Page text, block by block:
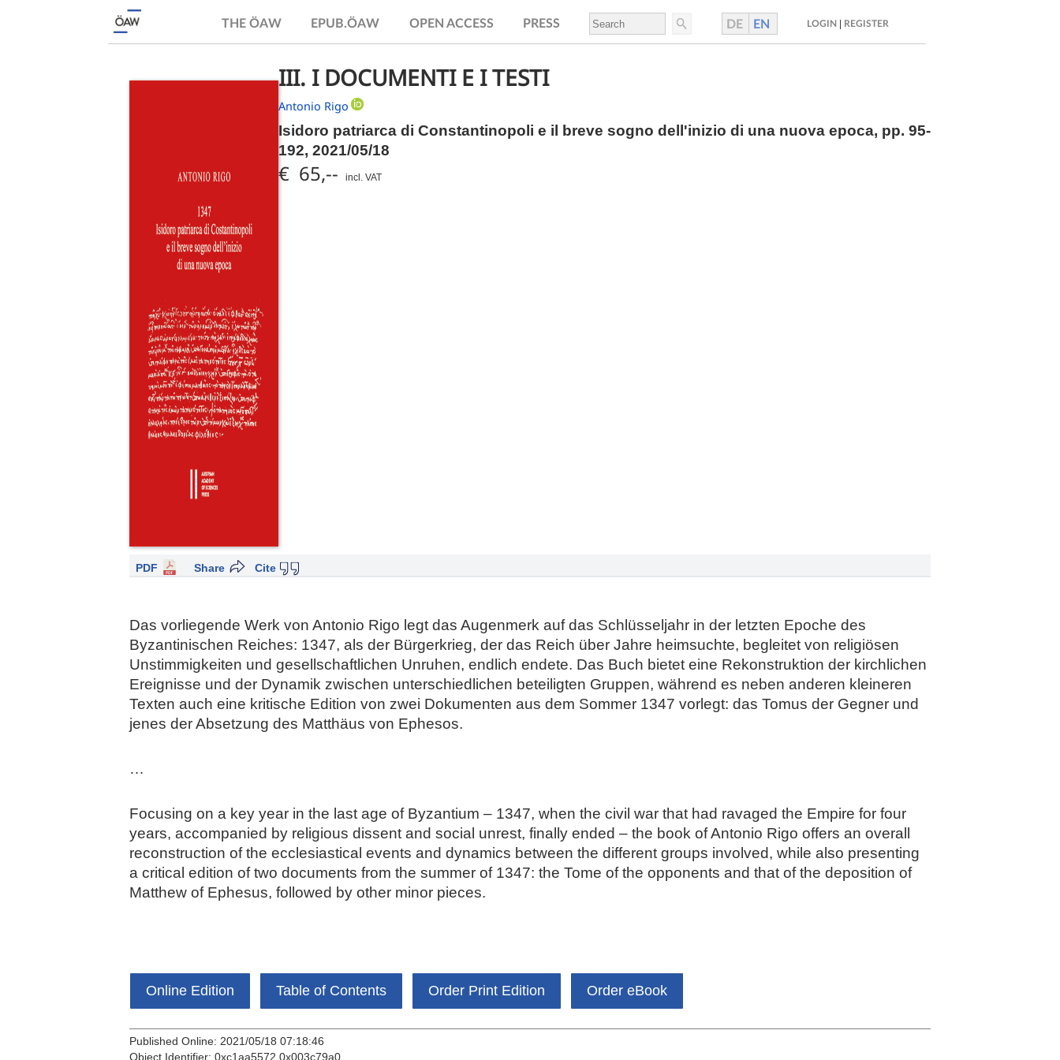
THE ÖAW EPUB.ÖAW OPEN ACCESS PRESS DE EN LOGIN REGISTER
III. I DOCUMENTI E I TESTI
Antonio Rigo
Isidoro patriarca di Constantinopoli e il breve sogno dell'inizio di una nuova epoca, pp. 95-
192, 2021/05/18
€ 65,-- incl. VAT
PDF Cite
Share
Das vorliegende Werk von Antonio Rigo legt das Augenmerk auf das Schlüsseljahr in der letzten Epoche des
Byzantinischen Reiches: 1347, als der Bürgerkrieg, der das Reich über Jahre heimsuchte, begleitet von religiösen
Unstimmigkeiten und gesellschaftlichen Unruhen, endlich endete. Das Buch bietet eine Rekonstruktion der kirchlichen
Ereignisse und der Dynamik zwischen unterschiedlichen beteiligten Gruppen, während es neben anderen kleineren
Texten auch eine kritische Edition von zwei Dokumenten aus dem Sommer 1347 vorlegt: das Tomus der Gegner und
jenes der Absetzung des Matthäus von Ephesos.
…
Focusing on a key year in the last age of Byzantium – 1347, when the civil war that had ravaged the Empire for four
years, accompanied by religious dissent and social unrest, finally ended – the book of Antonio Rigo offers an overall
reconstruction of the ecclesiastical events and dynamics between the different groups involved, while also presenting
a critical edition of two documents from the summer of 1347: the Tome of the opponents and that of the deposition of
Matthew of Ephesus, followed by other minor pieces.
Online Edition Table of Contents Order Print Edition Order eBook
Published Online: 2021/05/18 07:18:46
Object Identifier: 0xc1aa5572 0x003c79a0